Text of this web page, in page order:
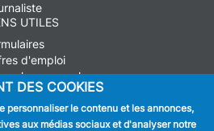
UTILES
d'emploi
communal
DES COOKIES
personnaliser le contenu et les annonces,
aux médias sociaux et d'analyser notre